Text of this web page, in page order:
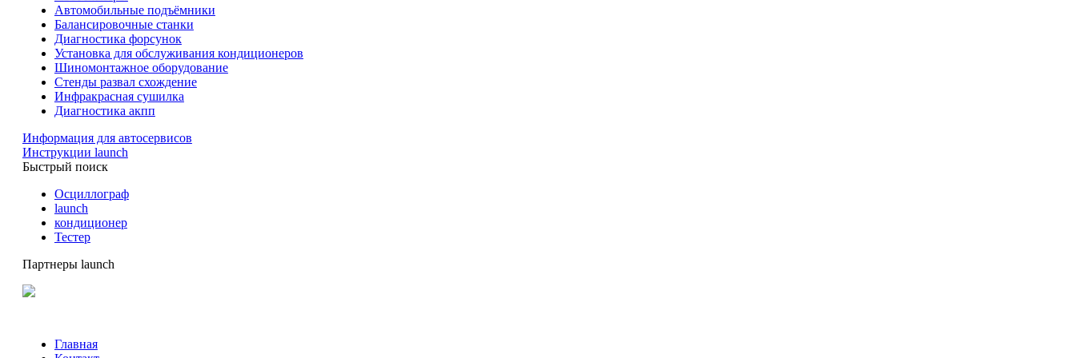
Автомобильные подъёмники
Балансировочные станки
Диагностика форсунок
Установка для обслуживания кондиционеров
Шиномонтажное оборудование
Стенды развал схождение
Инфракрасная сушилка
Диагностика акпп
Информация для автосервисов
Инструкции launch
Быстрый поиск
Осциллограф
launch
кондиционер
Тестер
Партнеры launch
Главная